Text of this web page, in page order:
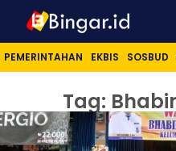
PEMERINTAHAN EKBIS SOSBUD
Tag: